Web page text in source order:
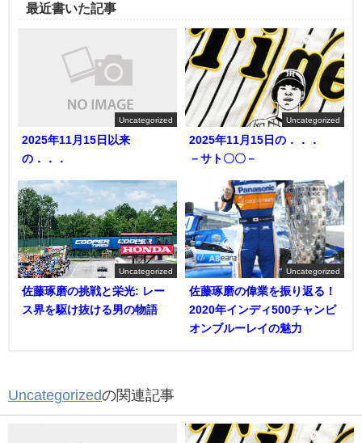
最近書いた記事
Uncategorized
2025年11月15日以来
の．．．
Uncategorized
2025年11月15日の．．．
－サト〇〇－
Uncategorized
佐藤琢磨の挑戦と栄光: レー
ス界を駆け抜ける男の物語
Uncategorized
佐藤琢磨の偉業を振り返る！
2020年インディ500チャンピ
オンブルーレイの魅力
Uncategorizedの関連記事